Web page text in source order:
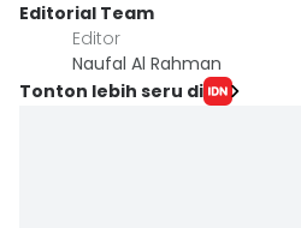
Editorial Team
Editor
Naufal Al Rahman
Tonton lebih seru di